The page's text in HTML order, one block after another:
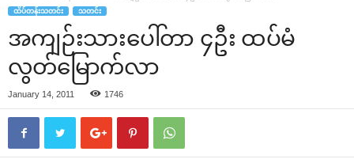
ထိပ်တန်းသတင်း သတင်း
အကျဉ်းသား‌ပေါ်တာ ၄ဦး ထပ်မံ
လွတ်‌မြောက်လာ
January 14, 2011 1746